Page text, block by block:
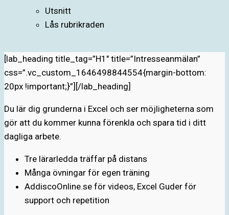
Utsnitt
Lås rubrikraden
[lab_heading title_tag=”H1″ title=”Intresseanmälan”
css=”.vc_custom_1646498844554{margin-bottom:
20px !important;}”][/lab_heading]
Du lär dig grunderna i Excel och ser möjligheterna som
gör att du kommer kunna förenkla och spara tid i ditt
dagliga arbete.
Tre lärarledda träffar på distans
Många övningar för egen träning
AddiscoOnline.se för videos, Excel Guder för
support och repetition